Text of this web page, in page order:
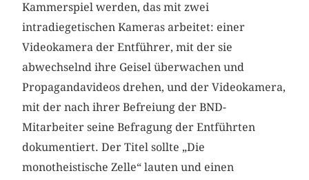
Kammerspiel werden, das mit zwei
intradiegetischen Kameras arbeitet: einer
Videokamera der Entführer, mit der sie
abwechselnd ihre Geisel überwachen und
Propagandavideos drehen, und der Videokamera,
mit der nach ihrer Befreiung der BND-
Mitarbeiter seine Befragung der Entführten
dokumentiert. Der Titel sollte „Die
monotheistische Zelle“ lauten und einen